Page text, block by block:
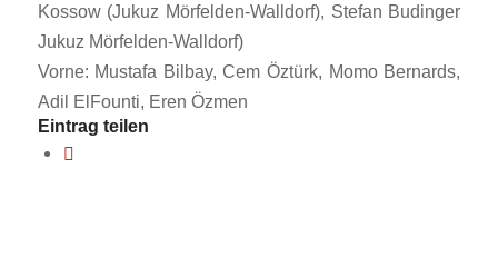
Kossow (Jukuz Mörfelden-Walldorf), Stefan Budinger
Jukuz Mörfelden-Walldorf)
Vorne: Mustafa Bilbay, Cem Öztürk, Momo Bernards,
Adil ElFounti, Eren Özmen
Eintrag teilen